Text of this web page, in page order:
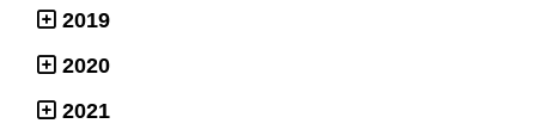
2019
2020
2021